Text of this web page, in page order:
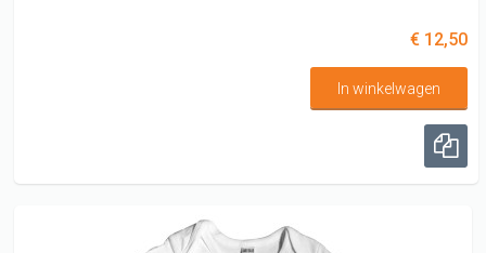
€ 12,50
In winkelwagen